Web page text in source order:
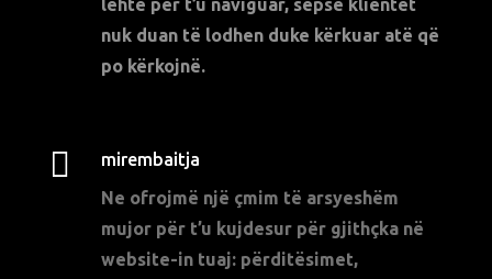
lehtë për t’u naviguar, sepse klientët
nuk duan të lodhen duke kërkuar atë që
po kërkojnë.

mirembaitja
Ne ofrojmë një çmim të arsyeshëm
mujor për t’u kujdesur për gjithçka në
website-in tuaj: përditësimet,